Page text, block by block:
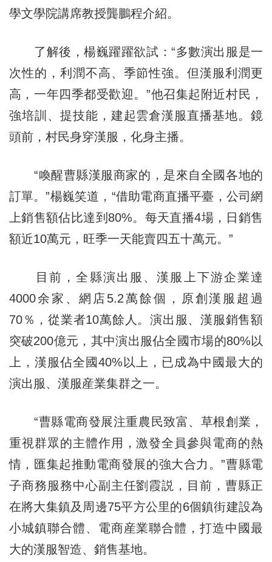
學文學院講席教授龔鵬程介紹。
了解後，楊巍躍躍欲試：“多數演出服是一
次性的，利潤不高、季節性強。但漢服利潤更
高，一年四季都受歡迎。”他召集起附近村民，
強培訓、提技能，建起雲倉漢服直播基地。鏡
頭前，村民身穿漢服，化身主播。
“喚醒曹縣漢服商家的，是來自全國各地的
訂單。”楊巍笑道，“借助電商直播平臺，公司網
上銷售額佔比達到80%。每天直播4場，日銷售
額近10萬元，旺季一天能賣四五十萬元。”
目前，全縣演出服、漢服上下游企業達
4000余家、網店5.2萬餘個，原創漢服超過
70％，從業者10萬餘人。演出服、漢服銷售額
突破200億元，其中演出服佔全國市場的80%以
上，漢服佔全國40%以上，已成為中國最大的
演出服、漢服産業集群之一。
“曹縣電商發展注重農民致富、草根創業，
重視群眾的主體作用，激發全員參與電商的熱
情，匯集起推動電商發展的強大合力。”曹縣電
子商務服務中心副主任劉霞説，目前，曹縣正
在將大集鎮及周邊75平方公里的6個鎮街建設為
小城鎮聯合體、電商産業聯合體，打造中國最
大的漢服智造、銷售基地。